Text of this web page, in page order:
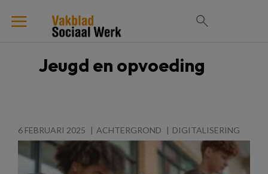
Jeugd en opvoeding
6 FEBRUARI 2025 ACHTERGROND DIGITALISERING